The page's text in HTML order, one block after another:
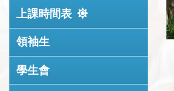
上課時間表
領袖生
學生會